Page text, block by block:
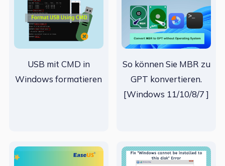
USB mit CMD in
Windows formatieren
So können Sie MBR zu
GPT konvertieren.
[Windows 11/10/8/7 ]